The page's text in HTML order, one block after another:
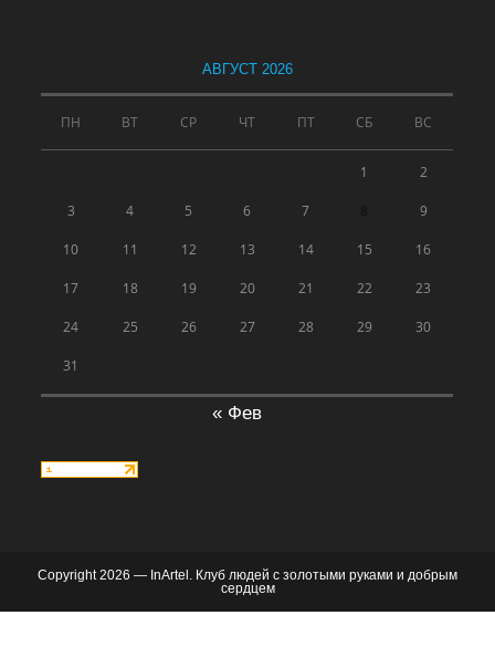
АВГУСТ 2026
ПН ВТ СР ЧТ ПТ СБ ВС
1 2
3 4 5 6 7 9
10 11 12 13 14 15 16
17 18 19 20 21 22 23
24 25 26 27 28 29 30
31
« Фев
Copyright 2026 — InArtel. Клуб людей с золотыми руками и добрым
сердцем